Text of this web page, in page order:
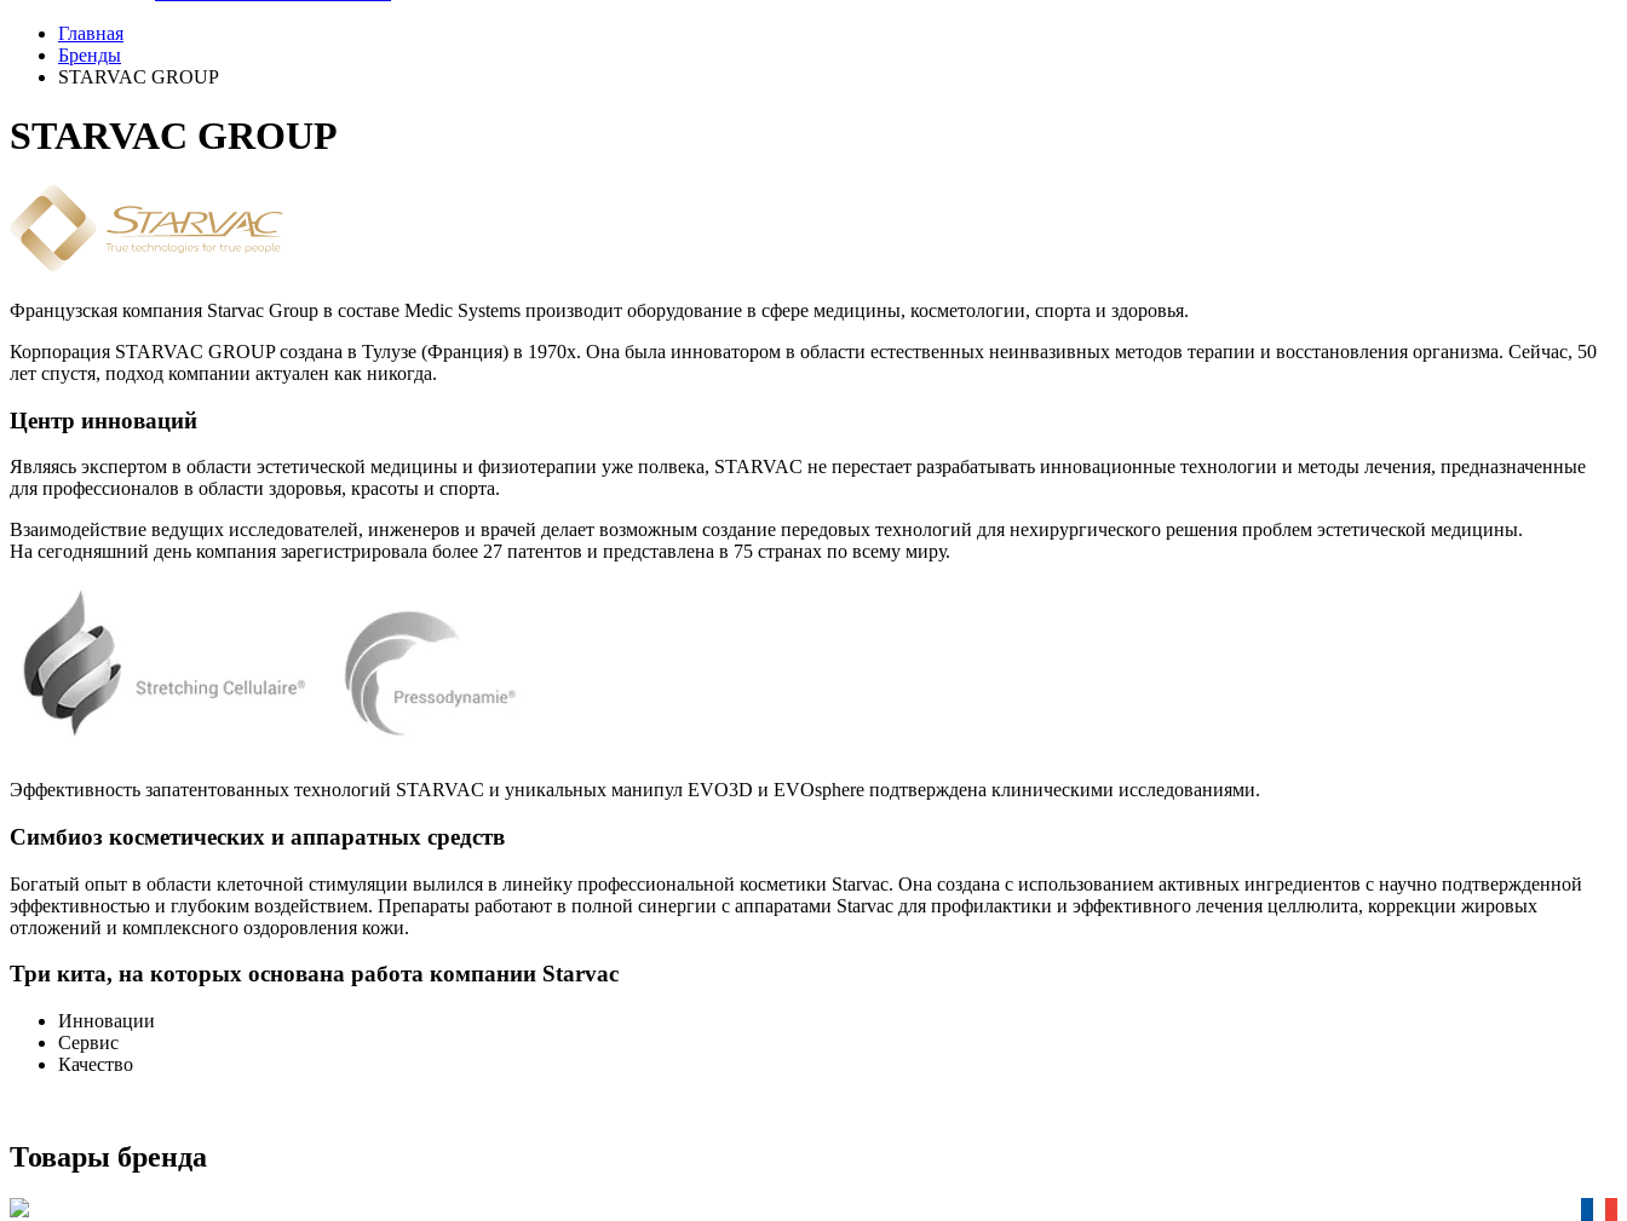
Главная
Бренды
STARVAC GROUP
STARVAC GROUP
Французская компания Starvac Group в составе Medic Systems производит оборудование в сфере медицины, косметологии, спорта и здоровья.
Корпорация STARVAC GROUP создана в Тулузе (Франция) в 1970х. Она была инноватором в области естественных неинвазивных методов терапии и восстановления организма. Сейчас, 50
лет спустя, подход компании актуален как никогда.
Центр инноваций
Являясь экспертом в области эстетической медицины и физиотерапии уже полвека, STARVAC не перестает разрабатывать инновационные технологии и методы лечения, предназначенные
для профессионалов в области здоровья, красоты и спорта.
Взаимодействие ведущих исследователей, инженеров и врачей делает возможным создание передовых технологий для нехирургического решения проблем эстетической медицины.
На сегодняшний день компания зарегистрировала более 27 патентов и представлена в 75 странах по всему миру.
Эффективность запатентованных технологий STARVAC и уникальных манипул EVO3D и EVOsphere подтверждена клиническими исследованиями.
Симбиоз косметических и аппаратных средств
Богатый опыт в области клеточной стимуляции вылился в линейку профессиональной косметики Starvac. Она создана с использованием активных ингредиентов с научно подтвержденной
эффективностью и глубоким воздействием. Препараты работают в полной синергии с аппаратами Starvac для профилактики и эффективного лечения целлюлита, коррекции жировых
отложений и комплексного оздоровления кожи.
Три кита, на которых основана работа компании Starvac
Инновации
Сервис
Качество
Товары бренда